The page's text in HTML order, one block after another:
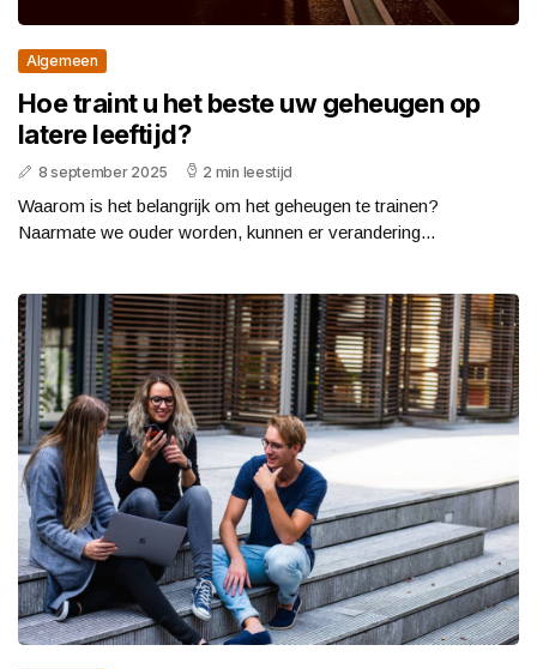
Algemeen
Hoe traint u het beste uw geheugen op
latere leeftijd?
8 september 2025 2 min leestijd
Waarom is het belangrijk om het geheugen te trainen?
Naarmate we ouder worden, kunnen er verandering...